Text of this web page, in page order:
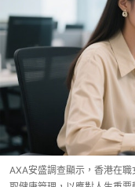
AXA安盛調查顯示，香港在